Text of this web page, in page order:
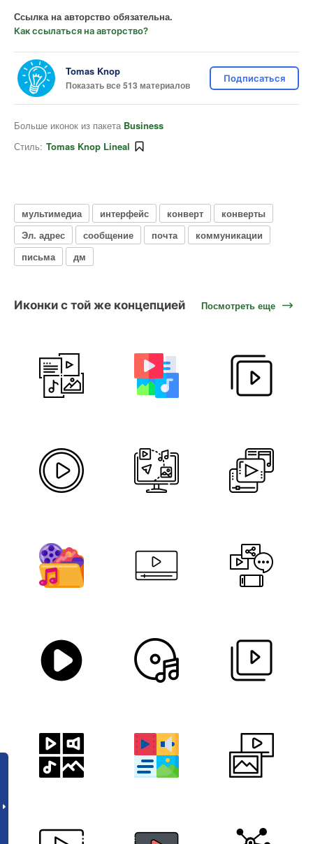
Ссылка на авторство обязательна.
Как ссылаться на авторство?
Tomas Knop
Показать все 513 материалов
Подписаться
Больше иконок из пакета Business
Стиль: Tomas Knop Lineal
мультимедиа интерфейс конверт
конверты
Эл. адрес
сообщение почта
коммуникации
письма
дм
Иконки с той же концепцией Посмотреть еще